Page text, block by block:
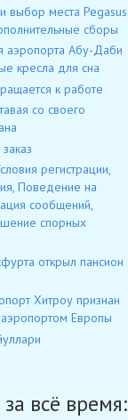
выбор места Pegasus
сборы
аэропорта Абу-Даби
кресла для сна
к работе
со своего
регистрации,
Поведение на
сообщений,
спорных
открыл пансион
Хитроу признан
Европы
всё время: